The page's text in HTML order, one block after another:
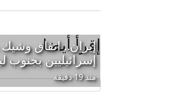
إقرأ أيضا
إيران.. اتفاق
إسرائيليين بجنوب
منذ 19 دقيقة